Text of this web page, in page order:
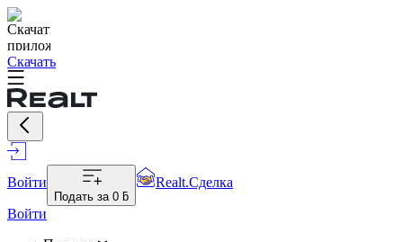
Скачать
Войти
Подать за 0 ƃ
Realt.Сделка
Войти